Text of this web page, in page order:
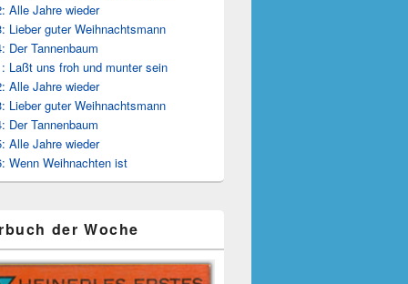
Alle Jahre wieder
Lieber guter Weihnachtsmann
Der Tannenbaum
Laßt uns froh und munter sein
Alle Jahre wieder
Lieber guter Weihnachtsmann
Der Tannenbaum
Alle Jahre wieder
Wenn Weihnachten ist
der Woche